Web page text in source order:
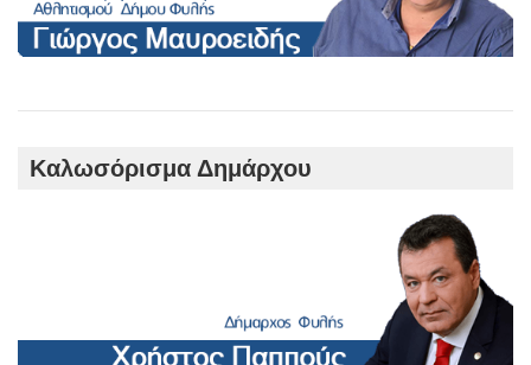
Καλωσόρισμα Δημάρχου